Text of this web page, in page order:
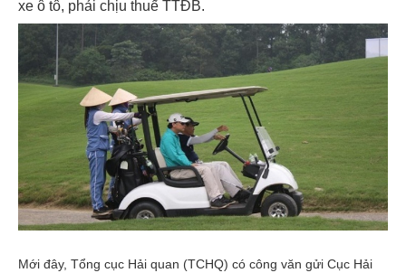
xe ô tô, phải chịu thuế TTĐB.
Mới đây, Tổng cục Hải quan (TCHQ) có công văn gửi Cục Hải